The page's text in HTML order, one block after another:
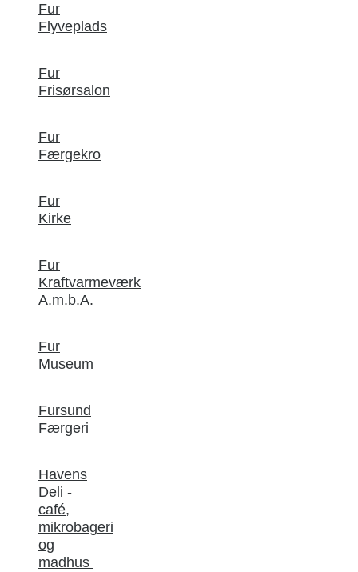
Fur
Flyveplads
Fur
Frisørsalon
Fur
Færgekro
Fur
Kirke
Fur
Kraftvarmeværk
A.m.b.A.
Fur
Museum
Fursund
Færgeri
Havens
Deli -
café,
mikrobageri
og
madhus